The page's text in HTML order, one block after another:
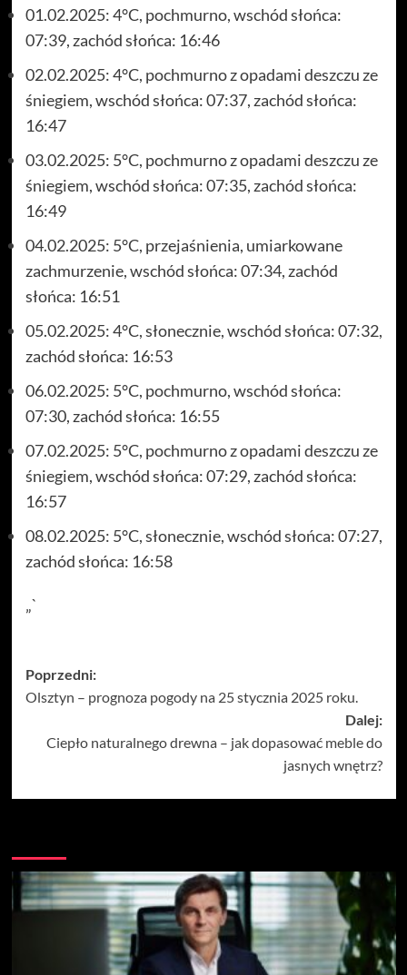
01.02.2025: 4°C, pochmurno, wschód słońca:
07:39, zachód słońca: 16:46
02.02.2025: 4°C, pochmurno z opadami deszczu ze
śniegiem, wschód słońca: 07:37, zachód słońca:
16:47
03.02.2025: 5°C, pochmurno z opadami deszczu ze
śniegiem, wschód słońca: 07:35, zachód słońca:
16:49
04.02.2025: 5°C, przejaśnienia, umiarkowane
zachmurzenie, wschód słońca: 07:34, zachód
słońca: 16:51
05.02.2025: 4°C, słonecznie, wschód słońca: 07:32,
zachód słońca: 16:53
06.02.2025: 5°C, pochmurno, wschód słońca:
07:30, zachód słońca: 16:55
07.02.2025: 5°C, pochmurno z opadami deszczu ze
śniegiem, wschód słońca: 07:29, zachód słońca:
16:57
08.02.2025: 5°C, słonecznie, wschód słońca: 07:27,
zachód słońca: 16:58
„`
Zobacz
wpisy
Poprzedni:
Olsztyn – prognoza pogody na 25 stycznia 2025 roku.
Dalej:
Ciepło naturalnego drewna – jak dopasować meble do
jasnych wnętrz?